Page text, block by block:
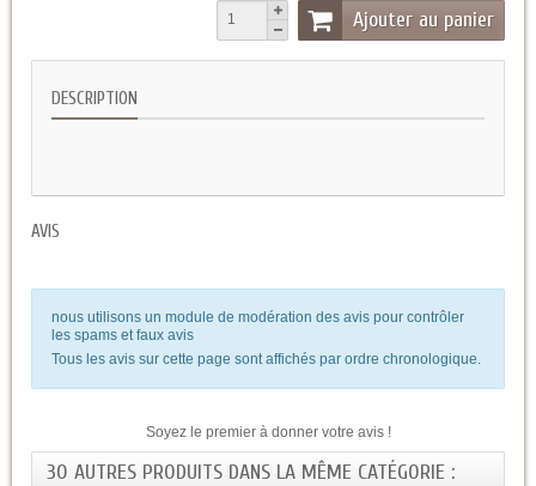
Ajouter au panier
DESCRIPTION
AVIS
nous utilisons un module de modération des avis pour contrôler
les spams et faux avis
Tous les avis sur cette page sont affichés par ordre chronologique.
Soyez le premier à donner votre avis !
30 AUTRES PRODUITS DANS LA MÊME CATÉGORIE :